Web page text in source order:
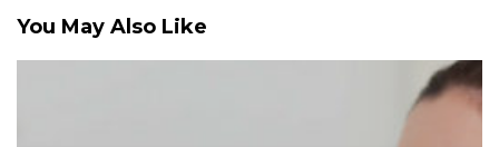
You May Also Like